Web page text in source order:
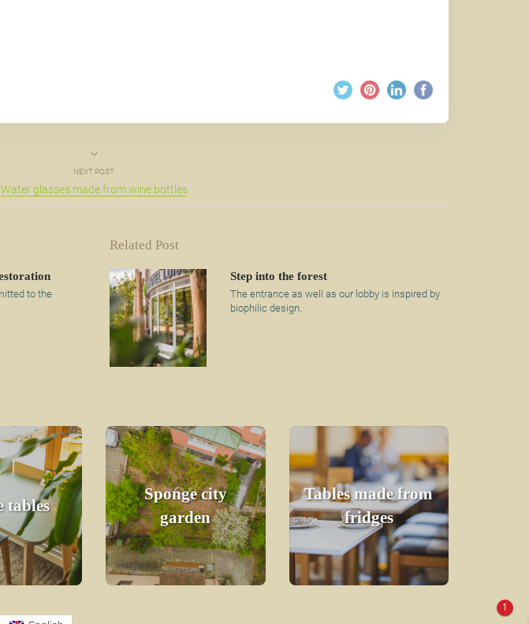
NEXT POST
Water glasses made from wine bottles
to the
Related Post
Step into the forest
The entrance as well as our lobby is inspired by
biophilic design.
tables
Sponge city
garden
Tables made from
fridges
1